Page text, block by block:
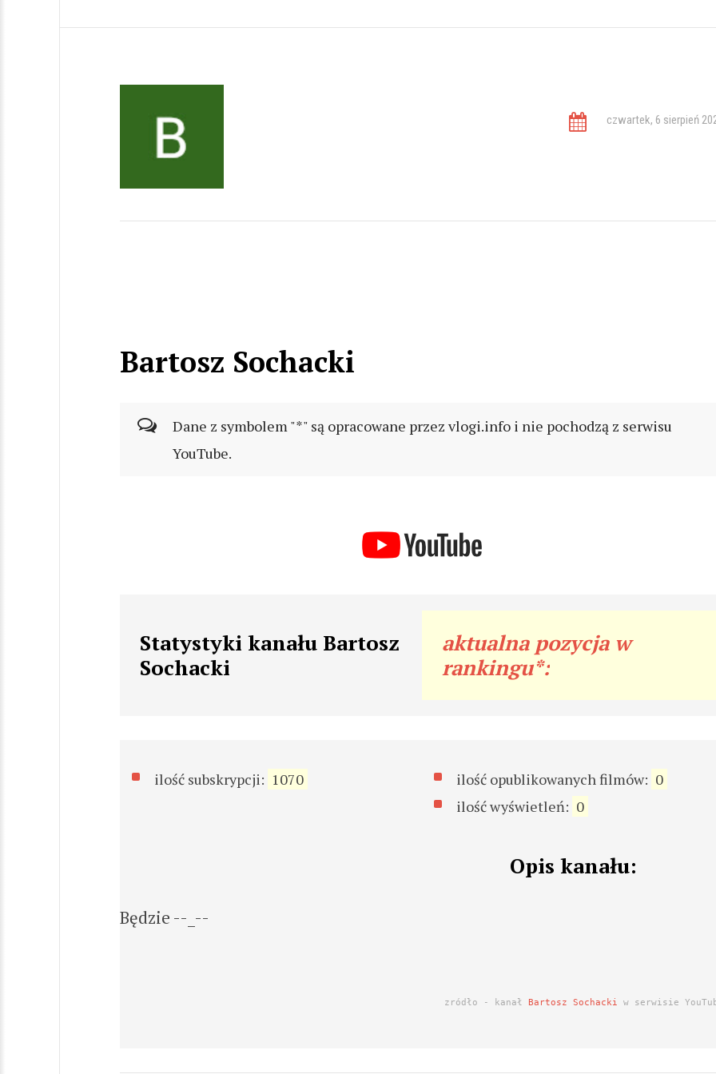
czwartek, 6 sierpień
Bartosz Sochacki
Dane z symbolem "*" są opracowane przez vlogi.info i nie pochodzą z serwisu
YouTube.
Statystyki kanału Bartosz
Sochacki
aktualna pozycja w
rankingu*:
ilość subskrypcji: 1070 ilość opublikowanych filmów: 0
ilość wyświetleń: 0
Opis kanału:
Będzie --_--
zródło - kanał Bartosz Sochacki w serwisie